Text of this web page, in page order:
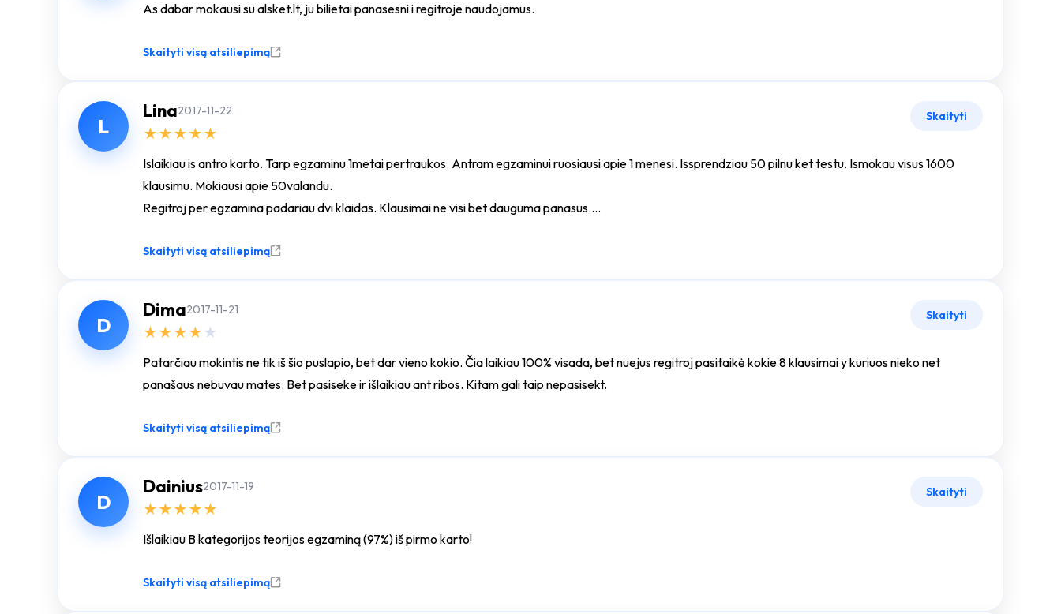
As dabar mokausi su alsket.lt, ju bilietai panasesni i regitroje naudojamus.
Skaityti visą atsiliepimą
L
Lina2017-11-22
★★★★★
Skaityti
Islaikiau is antro karto. Tarp egzaminu 1metai pertraukos. Antram egzaminui ruosiausi apie 1 menesi. Issprendziau 50 pilnu ket testu. Ismokau visus 1600
klausimu. Mokiausi apie 50valandu.
Regitroj per egzamina padariau dvi klaidas. Klausimai ne visi bet dauguma panasus.
Skaityti visą atsiliepimą
D
Dima2017-11-21
★★★★★
Skaityti
Patarčiau mokintis ne tik iš šio puslapio, bet dar vieno kokio. Čia laikiau 100% visada, bet nuejus regitroj pasitaikė kokie 8 klausimai y kuriuos nieko net
panašaus nebuvau mates. Bet pasiseke ir išlaikiau ant ribos. Kitam gali taip nepasisekt.
Skaityti visą atsiliepimą
D
Dainius2017-11-19
★★★★★
Skaityti
Išlaikiau B kategorijos teorijos egzaminą (97%) iš pirmo karto!
Skaityti visą atsiliepimą